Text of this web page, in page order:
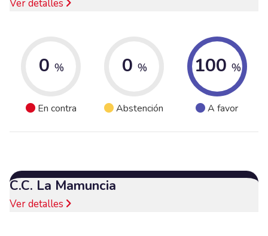
Ver detalles
0 %
En contra
0 %
Abstención
100 %
A favor
C.C. La Mamuncia
Ver detalles